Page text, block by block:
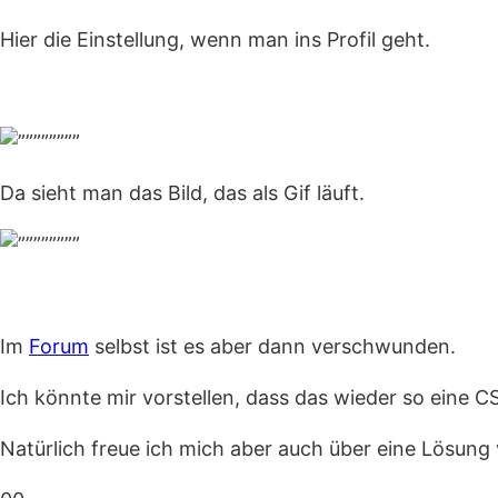
Hier die Einstellung, wenn man ins Profil geht.
Da sieht man das Bild, das als Gif läuft.
Im Forum selbst ist es aber dann verschwunden.
Ich könnte mir vorstellen, dass das wieder so eine
Natürlich freue ich mich aber auch über eine